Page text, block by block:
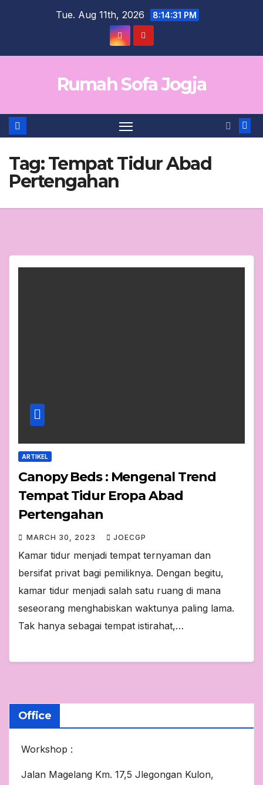
Tue. Aug 11th, 2026 8:14:31 PM
Rumah Sofa Jogja
Tag:Tempat Tidur Abad
Pertengahan
ARTIKEL
Canopy Beds : Mengenal Trend
Tempat Tidur Eropa Abad
Pertengahan
MARCH 30, 2023 JOECGP
Kamar tidur menjadi tempat ternyaman dan
bersifat privat bagi pemiliknya. Dengan begitu,
kamar tidur menjadi salah satu ruang di mana
seseorang menghabiskan waktunya paling lama.
Tak hanya sebagai tempat istirahat,…
Office
Workshop :
Jalan Magelang Km. 17,5 Jlegongan Kulon,